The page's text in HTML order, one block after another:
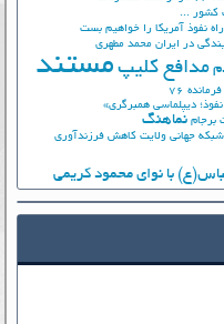
کشور ...
نفوذ آمریکا را خواهیم بست
در ایران محمد مطهری
مدافع کلیپ مستند
76
دیپلماسی همبرگری»
برجام نماهنگ
جهانی ولایت کاهش فرزندآوری
با نوای محمود کریمی